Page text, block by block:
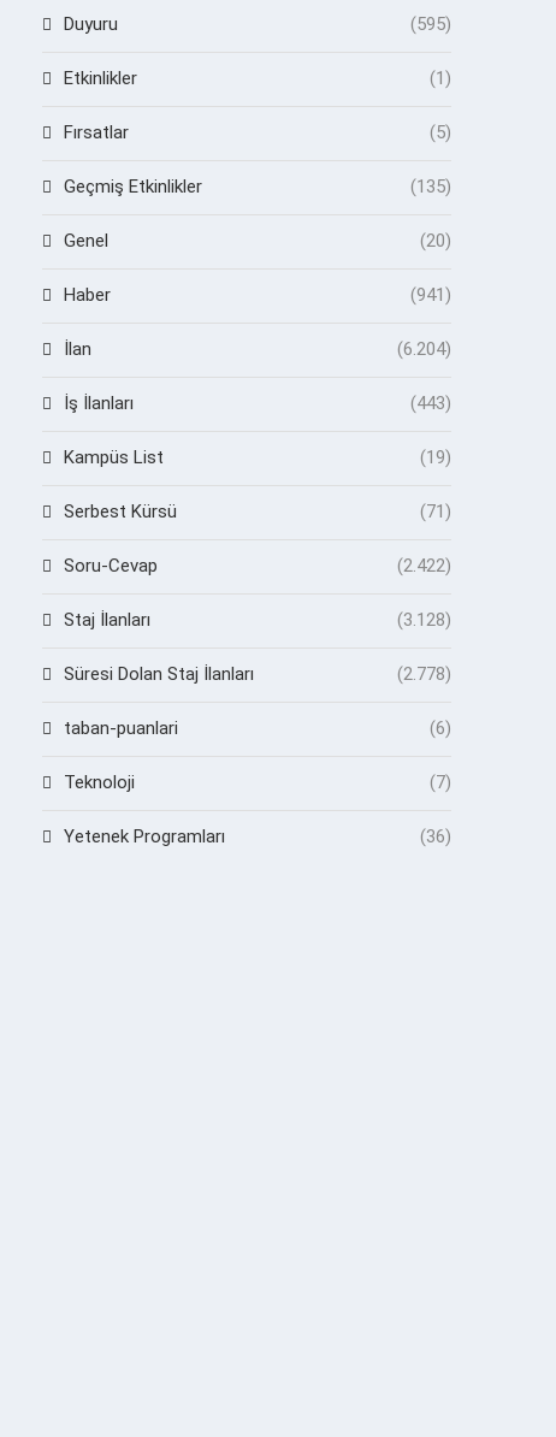
Duyuru (595)
Etkinlikler (1)
Fırsatlar (5)
Geçmiş Etkinlikler (135)
Genel (20)
Haber (941)
İlan (6.204)
İş İlanları (443)
Kampüs List (19)
Serbest Kürsü (71)
Soru-Cevap (2.422)
Staj İlanları (3.128)
Süresi Dolan Staj İlanları (2.778)
taban-puanlari (6)
Teknoloji (7)
Yetenek Programları (36)